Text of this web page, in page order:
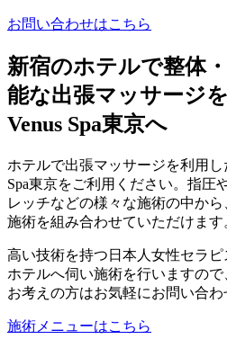
お問い合わせはこちら
新宿のホテルで整体
能な出張マッサージ
Venus Spa東京へ
ホテルで出張マッサージを利用し
Spa東京をご利用ください。指圧
レッチなどの様々な施術の中か
施術を組み合わせていただけます
高い技術を持つ日本人女性セラ
ホテルへ伺い施術を行いますの
お考えの方はお気軽にお問い合わ
施術メニューはこちら